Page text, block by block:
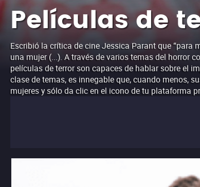
Películas de
Escribió la crítica de cine Jessica Parant que “para
una mujer (...). A través de varios temas del horror
películas de terror son capaces de hablar sobre el
clase de temas, es innegable que, cuando menos,
mujeres y sólo da clic en el icono de tu plataforma